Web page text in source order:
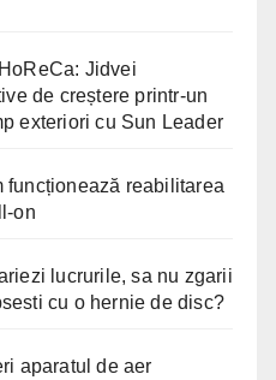
Jidvei
de creștere printr-un
exteriori cu Sun Leader
funcționează reabilitarea
on
lucrurile, sa nu zgarii
cu o hernie de disc?
aparatul de aer